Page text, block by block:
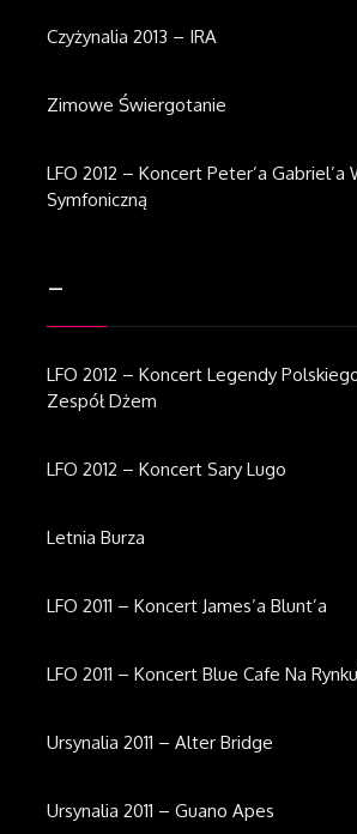
Czyżynalia 2013 – IRA
Zimowe Świergotanie
LFO 2012 – Koncert Peter’a Gabriel’a
Symfoniczną
–
LFO 2012 – Koncert Legendy
Zespół Dżem
LFO 2012 – Koncert Sary Lugo
Letnia Burza
LFO 2011 – Koncert James’a Blunt’a
LFO 2011 – Koncert Blue Cafe Na
Ursynalia 2011 – Alter Bridge
Ursynalia 2011 – Guano Apes